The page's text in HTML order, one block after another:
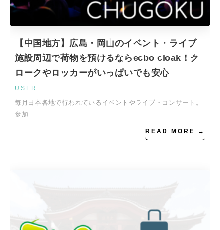
【中国地方】広島・岡山のイベント・ライブ
施設周辺で荷物を預けるならecbo cloak！ク
ロークやロッカーがいっぱいでも安心
USER
毎月日本各地で行われているイベントやライブ・コンサート。
参加…
READ MORE →